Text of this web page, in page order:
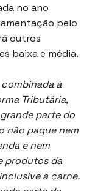
no ano
pelo
outros
baixa e média.
combinada à
Tributária,
parte do
não pague nem
e nem
produtos da
a carne.